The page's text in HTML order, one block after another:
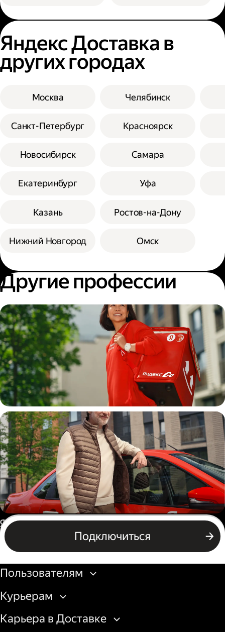
Яндекс Доставка в
других городах
Москва
Санкт-Петербург
Новосибирск
Екатеринбург
Казань
Нижний Новгород
Челябинск
Красноярск
Самара
Уфа
Ростов-на-Дону
Омск
Другие профессии
Пеший курьер
Автокурьер
Подключиться
Подключиться
Россия
Бизнесу
Пользователям
Курьерам
Карьера в Доставке